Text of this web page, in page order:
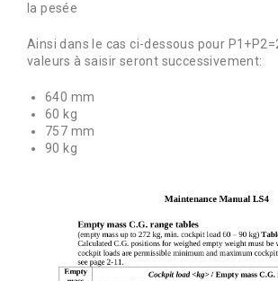
la pesée
Ainsi dans le cas ci-dessous pour
valeurs à saisir seront successivement:
640 mm
60 kg
757 mm
90 kg